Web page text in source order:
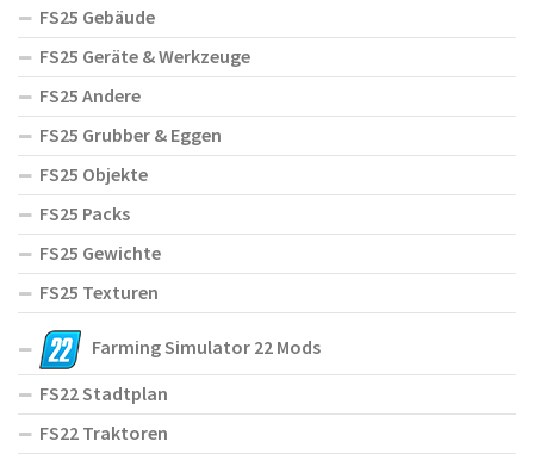
FS25 Gebäude
FS25 Geräte & Werkzeuge
FS25 Andere
FS25 Grubber & Eggen
FS25 Objekte
FS25 Packs
FS25 Gewichte
FS25 Texturen
Farming Simulator 22 Mods
FS22 Stadtplan
FS22 Traktoren